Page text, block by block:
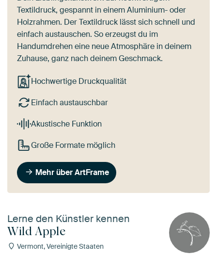
Textildruck, gespannt in einem Aluminium- oder
Holzrahmen. Der Textildruck lässt sich schnell und
einfach austauschen. So erzeugst du im
Handumdrehen eine neue Atmosphäre in deinem
Zuhause, ganz nach deinem Geschmack.
Hochwertige Druckqualität
Einfach austauschbar
Akustische Funktion
Große Formate möglich
Mehr über ArtFrame
Lerne den Künstler kennen
Wild Apple
Vermont, Vereinigte Staaten